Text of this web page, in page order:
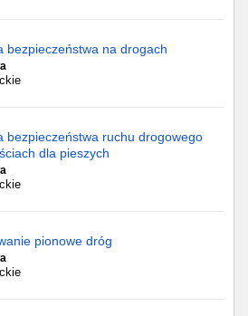
bezpieczeństwa na drogach
bezpieczeństwa ruchu drogowego
dla pieszych
pionowe dróg